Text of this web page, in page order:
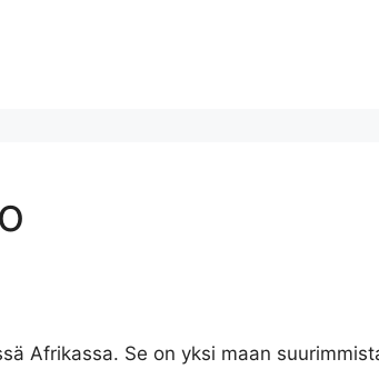
Afrikassa. Se on yksi maan